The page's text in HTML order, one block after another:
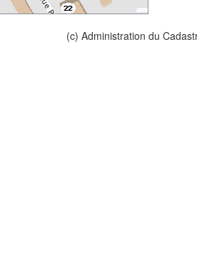
(c) Administration du